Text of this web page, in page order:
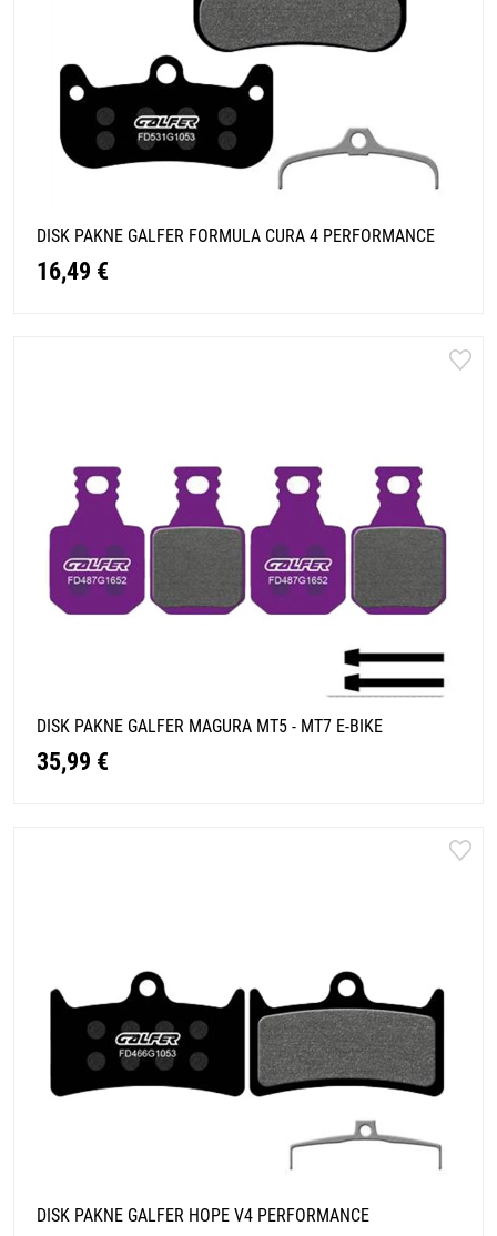
DISK PAKNE GALFER FORMULA CURA 4 PERFORMANCE
16,49 €
DISK PAKNE GALFER MAGURA MT5 - MT7 E-BIKE
35,99 €
DISK PAKNE GALFER HOPE V4 PERFORMANCE